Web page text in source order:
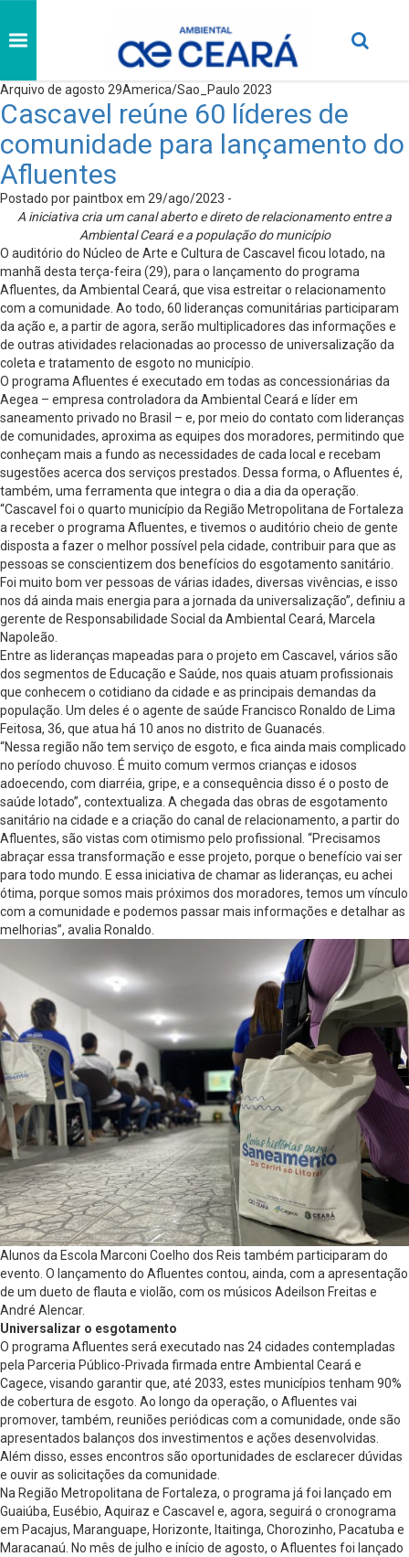
Arquivo de agosto 29America/Sao_Paulo 2023
Cascavel reúne 60 líderes de
comunidade para lançamento do
Afluentes
Postado por paintbox em 29/ago/2023 -
A iniciativa cria um canal aberto e direto de relacionamento entre a
Ambiental Ceará e a população do município
O auditório do Núcleo de Arte e Cultura de Cascavel ficou lotado, na
manhã desta terça-feira (29), para o lançamento do programa
Afluentes, da Ambiental Ceará, que visa estreitar o relacionamento
com a comunidade. Ao todo, 60 lideranças comunitárias participaram
da ação e, a partir de agora, serão multiplicadores das informações e
de outras atividades relacionadas ao processo de universalização da
coleta e tratamento de esgoto no município.
O programa Afluentes é executado em todas as concessionárias da
Aegea – empresa controladora da Ambiental Ceará e líder em
saneamento privado no Brasil – e, por meio do contato com lideranças
de comunidades, aproxima as equipes dos moradores, permitindo que
conheçam mais a fundo as necessidades de cada local e recebam
sugestões acerca dos serviços prestados. Dessa forma, o Afluentes é,
também, uma ferramenta que integra o dia a dia da operação.
“Cascavel foi o quarto município da Região Metropolitana de Fortaleza
a receber o programa Afluentes, e tivemos o auditório cheio de gente
disposta a fazer o melhor possível pela cidade, contribuir para que as
pessoas se conscientizem dos benefícios do esgotamento sanitário.
Foi muito bom ver pessoas de várias idades, diversas vivências, e isso
nos dá ainda mais energia para a jornada da universalização”, definiu a
gerente de Responsabilidade Social da Ambiental Ceará, Marcela
Napoleão.
Entre as lideranças mapeadas para o projeto em Cascavel, vários são
dos segmentos de Educação e Saúde, nos quais atuam profissionais
que conhecem o cotidiano da cidade e as principais demandas da
população. Um deles é o agente de saúde Francisco Ronaldo de Lima
Feitosa, 36, que atua há 10 anos no distrito de Guanacés.
“Nessa região não tem serviço de esgoto, e fica ainda mais complicado
no período chuvoso. É muito comum vermos crianças e idosos
adoecendo, com diarréia, gripe, e a consequência disso é o posto de
saúde lotado”, contextualiza. A chegada das obras de esgotamento
sanitário na cidade e a criação do canal de relacionamento, a partir do
Afluentes, são vistas com otimismo pelo profissional. “Precisamos
abraçar essa transformação e esse projeto, porque o benefício vai ser
para todo mundo. E essa iniciativa de chamar as lideranças, eu achei
ótima, porque somos mais próximos dos moradores, temos um vínculo
com a comunidade e podemos passar mais informações e detalhar as
melhorias”, avalia Ronaldo.
Alunos da Escola Marconi Coelho dos Reis também participaram do
evento. O lançamento do Afluentes contou, ainda, com a apresentação
de um dueto de flauta e violão, com os músicos Adeilson Freitas e
André Alencar.
Universalizar o esgotamento
O programa Afluentes será executado nas 24 cidades contempladas
pela Parceria Público-Privada firmada entre Ambiental Ceará e
Cagece, visando garantir que, até 2033, estes municípios tenham 90%
de cobertura de esgoto. Ao longo da operação, o Afluentes vai
promover, também, reuniões periódicas com a comunidade, onde são
apresentados balanços dos investimentos e ações desenvolvidas.
Além disso, esses encontros são oportunidades de esclarecer dúvidas
e ouvir as solicitações da comunidade.
Na Região Metropolitana de Fortaleza, o programa já foi lançado em
Guaiúba, Eusébio, Aquiraz e Cascavel e, agora, seguirá o cronograma
em Pacajus, Maranguape, Horizonte, Itaitinga, Chorozinho, Pacatuba e
Maracanaú. No mês de julho e início de agosto, o Afluentes foi lançado